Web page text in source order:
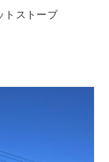
トストーブ